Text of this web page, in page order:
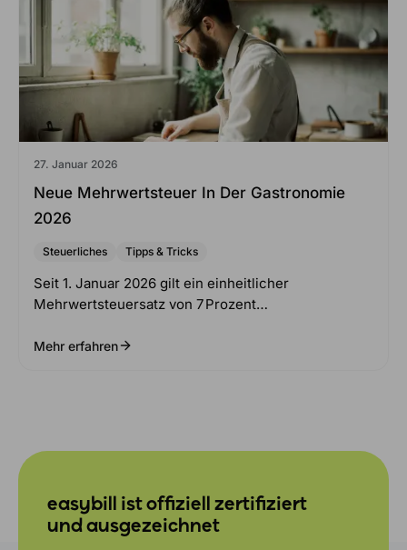
27. Januar 2026
Neue Mehrwertsteuer In Der Gastronomie
2026
Steuerliches Tipps & Tricks
Seit 1. Januar 2026 gilt ein einheitlicher
Mehrwertsteuersatz von 7 Prozent…
Mehr erfahren
easybill ist offiziell zertifiziert
und ausgezeichnet